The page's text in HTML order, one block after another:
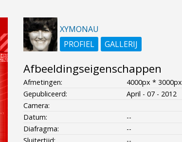
XYMONAU
PROFIEL
GALLERIJ
Afbeeldingseigenschappen
Afmetingen:
4000px * 3000px
Gepubliceerd:
April - 07 - 2012
Camera:
Datum:
--
Diafragma:
--